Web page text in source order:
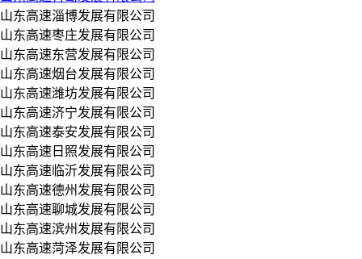
山东高速淄博发展有限公司
山东高速枣庄发展有限公司
山东高速东营发展有限公司
山东高速烟台发展有限公司
山东高速潍坊发展有限公司
山东高速济宁发展有限公司
山东高速泰安发展有限公司
山东高速日照发展有限公司
山东高速临沂发展有限公司
山东高速德州发展有限公司
山东高速聊城发展有限公司
山东高速滨州发展有限公司
山东高速菏泽发展有限公司